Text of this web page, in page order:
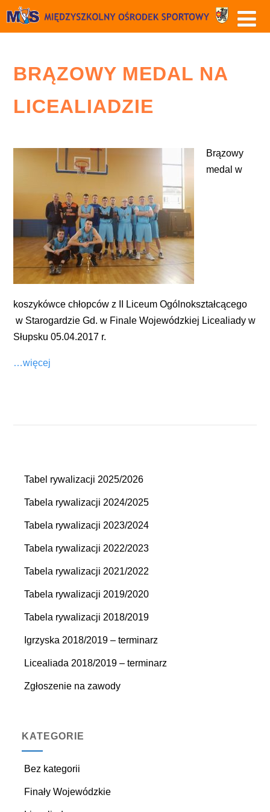
BRĄZOWY MEDAL NA
LICEALIADZIE
Brązowy
medal w
koszykówce chłopców z II Liceum Ogólnokształcącego
w Starogardzie Gd. w Finale Wojewódzkiej Licealiady w
Słupsku 05.04.2017 r.
…więcej
Tabel rywalizacji 2025/2026
Tabela rywalizacji 2024/2025
Tabela rywalizacji 2023/2024
Tabela rywalizacji 2022/2023
Tabela rywalizacji 2021/2022
Tabela rywalizacji 2019/2020
Tabela rywalizacji 2018/2019
Igrzyska 2018/2019 – terminarz
Licealiada 2018/2019 – terminarz
Zgłoszenie na zawody
KATEGORIE
Bez kategorii
Finały Wojewódzkie